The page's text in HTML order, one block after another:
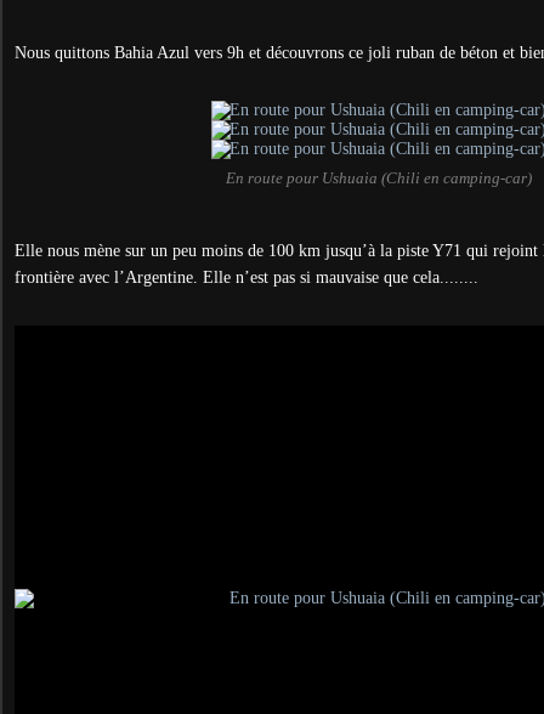
Nous quittons Bahia Azul vers 9h et découvrons ce joli ruban de béton et
En route pour Ushuaia (Chili en camping-car)
Elle nous mène sur un peu moins de 100 km jusqu’à la piste Y71 qui rejoint
frontière avec l’Argentine. Elle n’est pas si mauvaise que cela........